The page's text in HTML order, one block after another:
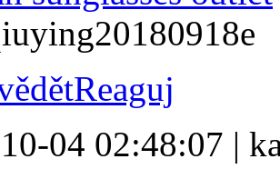
Reaguj
04 02:48:07 |